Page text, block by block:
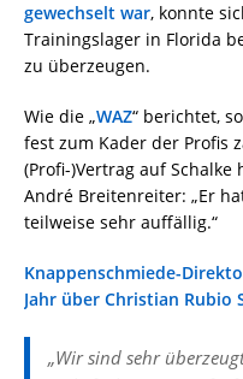
gewechselt war, konnte
Trainingslager in Florida
zu überzeugen.
Wie die „WAZ“ berichtet,
fest zum Kader der Profis
(Profi-)Vertrag auf
André Breitenreiter: „Er
teilweise sehr auffällig.“
Knappenschmiede-
Jahr über Christian Rubio
„Wir sind sehr